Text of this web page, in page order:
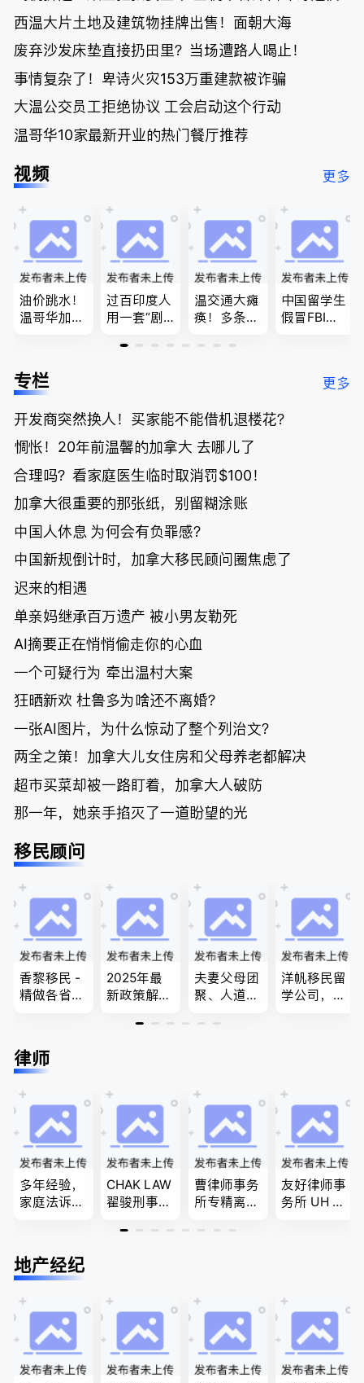
西温大片土地及建筑物挂牌出售！面朝大海
废弃沙发床垫直接扔田里？当场遭路人喝止！
事情复杂了！卑诗火灾153万重建款被诈骗
大温公交员工拒绝协议 工会启动这个行动
温哥华10家最新开业的热门餐厅推荐
视频 更多
油价跳水！
温哥华加油
低；免费狂
送50万磅蔬
温“丑陋土
豆日”冲击
吉尼斯纪
录；惨！留
骗光2万美
元，还被卷
入跨国刑案
账户遭封！
过百印度人
用一套“剧
官：太假
欠款多出$1
9万；突
发！无辜男
孩温哥华市
亡；
温交通大瘫
痪！多条主
底；做顿饭
单；房市崩
盘前兆？加
国租赁市场
恐迎暴跌危
中国留学生
假冒FBI上
夫妻住进殡
专栏 更多
开发商突然换人！买家能不能借机退楼花？
惆怅！20年前温馨的加拿大 去哪儿了
合理吗？看家庭医生临时取消罚$100！
加拿大很重要的那张纸，别留糊涂账
中国人休息 为何会有负罪感？
中国新规倒计时，加拿大移民顾问圈焦虑了
迟来的相遇
单亲妈继承百万遗产 被小男友勒死
AI摘要正在悄悄偷走你的心血
一个可疑行为 牵出温村大案
狂晒新欢 杜鲁多为啥还不离婚？
一张AI图片，为什么惊动了整个列治文？
两全之策！加拿大儿女住房和父母养老都解决
超市买菜却被一路盯着，加拿大人破防
那一年，她亲手掐灭了一道盼望的光
移民顾问
香黎移民 -
精做各省省
推荐。持牌
顾问免费为
问题
2025年最
新政策解
牌顾问为您
团聚，投资
移民以及各
类省提名和
技术移民
夫妻父母团
聚、人道移
和工签 移
移民签证
、翻译和海
牙认证
洋帆移民留
学公司，精
民和魁北克
PEQ60472
08731
律师
多年经验，
家庭法诉
证，租务纠
纷 普通
语，列治文
陈卓律师事
务所 (ATA L
aw Corpor
ation)
CHAK LAW
翟骏刑事交
刑事辩护/
曹律师事务
所专精离
婚前协议，
买卖
友好律师事
务所 UH LA
姻家庭、遗
嘱遗产
地产经纪